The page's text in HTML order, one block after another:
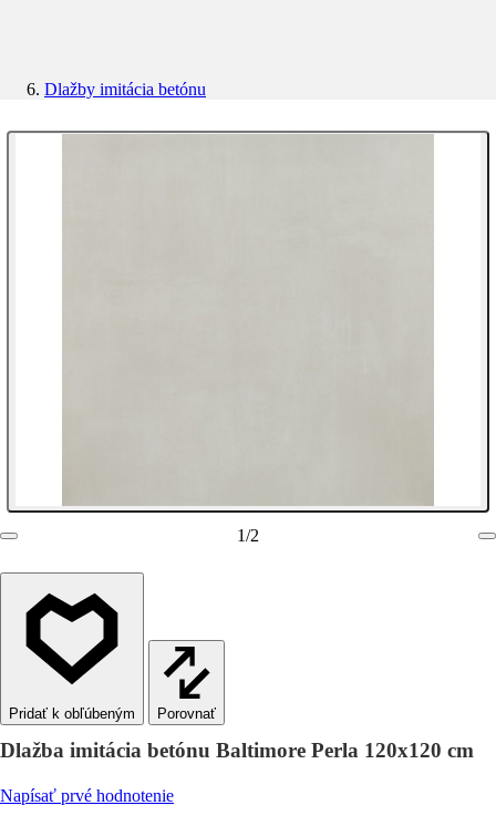
Dlažby imitácia betónu
1/2
Porovnať
Dlažba imitácia betónu Baltimore Perla 120x120 cm
Napísať prvé hodnotenie